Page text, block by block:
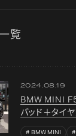
覧
2024.08.19
BMW MINI
パッド＋タイヤ
BMW MINI